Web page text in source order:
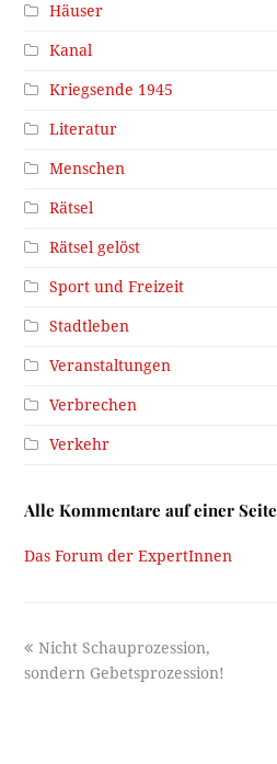
Häuser
Kanal
Kriegsende 1945
Literatur
Menschen
Rätsel
Rätsel gelöst
Sport und Freizeit
Stadtleben
Veranstaltungen
Verbrechen
Verkehr
Alle Kommentare auf einer Seite
Das Forum der ExpertInnen
previous
post:
Nicht Schauprozession,
sondern Gebetsprozession!